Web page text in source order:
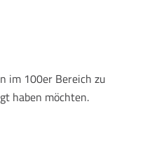
im 100er Bereich zu
haben möchten.